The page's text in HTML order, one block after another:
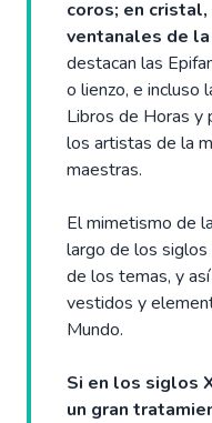
coros; en
ventanales de
destacan las
o lienzo, e incluso
Libros de Horas y
los artistas de la
maestras.
El mimetismo de
largo de los siglos
de los temas, y
vestidos y
Mundo.
Si en los siglos
un gran